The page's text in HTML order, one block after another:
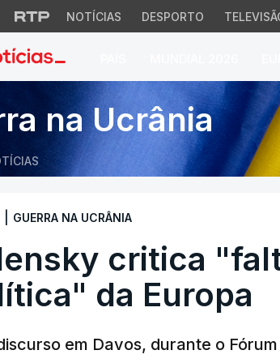
NOTÍCIAS DESPORTO
critica "falta
na Ucrânia
GUERRA NA UCRÂNIA
critica
da Europa
em Davos, durante o